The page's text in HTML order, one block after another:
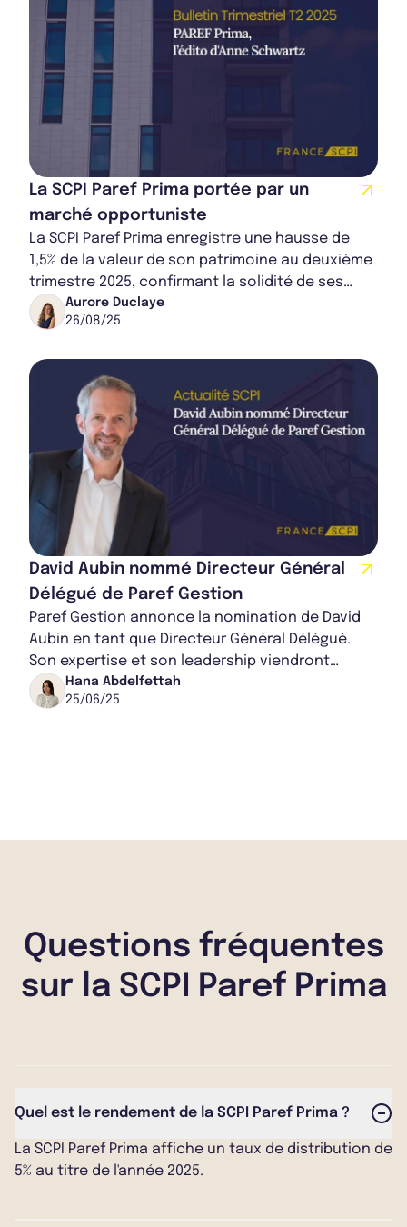
La SCPI Paref Prima portée par un
marché opportuniste
La SCPI Paref Prima enregistre une hausse de
1,5% de la valeur de son patrimoine au deuxième
trimestre 2025, confirmant la solidité de ses
actifs. Dans un contexte économique europ...
Aurore Duclaye
26/08/25
David Aubin nommé Directeur Général
Délégué de Paref Gestion
Paref Gestion annonce la nomination de David
Aubin en tant que Directeur Général Délégué.
Son expertise et son leadership viendront
accompagner le développement stratégique de
la s...
Hana Abdelfettah
25/06/25
Questions fréquentes
sur la SCPI Paref Prima
Quel est le rendement de la SCPI Paref Prima ?
La SCPI Paref Prima affiche un taux de distribution de
5% au titre de l'année 2025.